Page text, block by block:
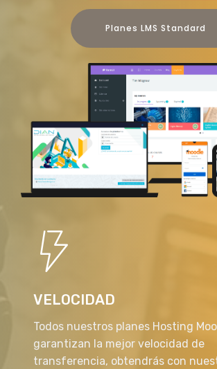
Planes LMS Standard
VELOCIDAD
Todos nuestros planes Hosting
garantizan la mejor velocidad de
transferencia, obtendrás con